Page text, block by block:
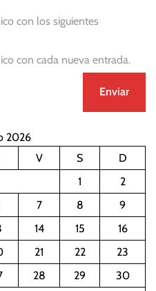
con los siguientes
con cada nueva entrada.
2026
V S
D
1
2
7 8
9
14 15
16
21 22
23
28 29
30